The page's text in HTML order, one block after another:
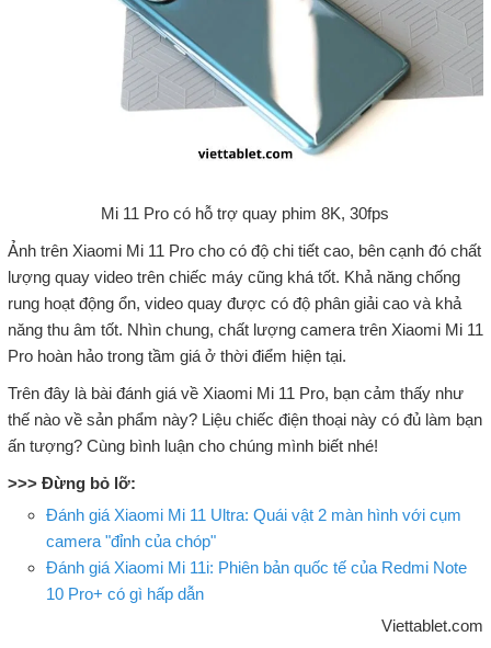
Mi 11 Pro có hỗ trợ quay phim 8K, 30fps
Ảnh trên Xiaomi Mi 11 Pro cho có độ chi tiết cao, bên cạnh đó chất
lượng quay video trên chiếc máy cũng khá tốt. Khả năng chống
rung hoạt động ổn, video quay được có độ phân giải cao và khả
năng thu âm tốt. Nhìn chung, chất lượng camera trên Xiaomi Mi 11
Pro hoàn hảo trong tầm giá ở thời điểm hiện tại.
Trên đây là bài đánh giá về Xiaomi Mi 11 Pro, bạn cảm thấy như
thế nào về sản phẩm này? Liệu chiếc điện thoại này có đủ làm bạn
ấn tượng? Cùng bình luận cho chúng mình biết nhé!
>>> Đừng bỏ lỡ:
Đánh giá Xiaomi Mi 11 Ultra: Quái vật 2 màn hình với cụm
camera "đỉnh của chóp"
Đánh giá Xiaomi Mi 11i: Phiên bản quốc tế của Redmi Note
10 Pro+ có gì hấp dẫn
Viettablet.com